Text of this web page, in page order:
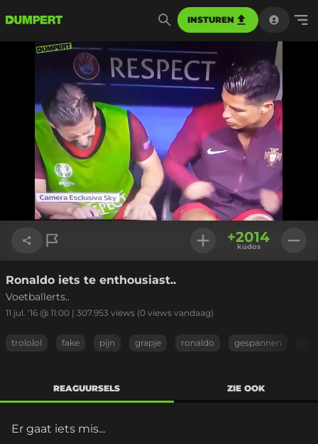
INSTUREN
Geladen:
100.00%
Link kopiëren
+2014
kudos
Ronaldo iets te enthousiast..
Voetballerts..
11 jul. '16 @ 11:00 | 307.953 views (0 views vandaag)
trololol fake pijn grapje ronaldo gespannen
REAGUURSELS ZIE OOK
Er gaat iets mis...